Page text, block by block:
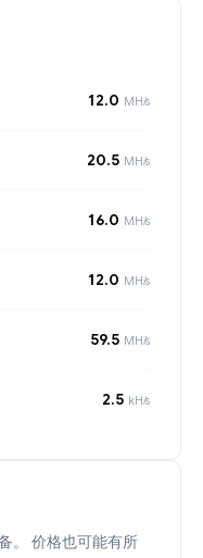
12.0 MH/s
20.5 MH/s
16.0 MH/s
12.0 MH/s
59.5 MH/s
2.5 kH/s
。 价格也可能有所